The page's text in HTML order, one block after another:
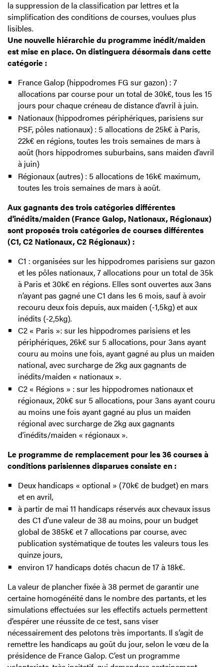
la suppression de la classification par lettres et la
simplification des conditions de courses, voulues plus
lisibles.
Une nouvelle hiérarchie du programme inédit/maiden
est mise en place. On distinguera désormais dans cette
catégorie :
France Galop (hippodromes FG sur gazon) : 7
allocations par course pour un total de 30k€, tous les 15
jours pour chaque créneau de distance d’avril à juin.
Nationaux (hippodromes périphériques, parisiens sur
PSF, pôles nationaux) : 5 allocations de 25k€ à Paris,
22k€ en régions, toutes les trois semaines de mars à
août (hors hippodromes suburbains, sans maiden d’avril
à juin)
Régionaux (autres) : 5 allocations de 16k€ maximum,
toutes les trois semaines de mars à août.
Aux gagnants des trois catégories différentes
d'inédits/maiden (France Galop, Nationaux, Régionaux)
sont proposés trois catégories de courses différentes
(C1, C2 Nationaux, C2 Régionaux) :
C1 : organisées sur les hippodromes parisiens sur gazon
et les pôles nationaux, 7 allocations pour un total de 35k
à Paris et 30k€ en régions. Elles sont ouvertes aux 3ans
n’ayant pas gagné une C1 dans les 6 mois, sauf à avoir
recouru deux fois depuis, aux maiden (-1,5kg) et aux
inédits (-2,5kg).
C2 « Paris »: sur les hippodromes parisiens et les
périphériques, 26k€ sur 5 allocations, pour 3ans ayant
couru au moins une fois, ayant gagné au plus un maiden
national, avec surcharge de 2kg aux gagnants de
inédits/maiden « nationaux ».
C2 « Régions » : sur les hippodromes nationaux et
régionaux, 20k€ sur 5 allocations, pour 3ans ayant couru
au moins une fois ayant gagné au plus un maiden
régional avec surcharge de 2kg aux gagnants
d'inédits/maiden « régionaux ».
Le programme de remplacement pour les 36 courses à
conditions parisiennes disparues consiste en :
Deux handicaps « optional » (70k€ de budget) en mars
et en avril,
à partir de mai 11 handicaps réservés aux chevaux issus
des C1 d’une valeur de 38 au moins, pour un budget
global de 385k€ et 7 allocations par course, avec
publication systématique de toutes les valeurs tous les
quinze jours,
environ 17 handicaps dotés chacun de 17 à 18k€.
La valeur de plancher fixée à 38 permet de garantir une
certaine homogénéité dans le nombre des partants, et les
simulations effectuées sur les effectifs actuels permettent
d’espérer une réussite de ce test, sans viser
nécessairement des pelotons très importants. Il s’agit de
remettre les handicaps au goût du jour, selon le vœu de la
présidence de France Galop. C’est un programme